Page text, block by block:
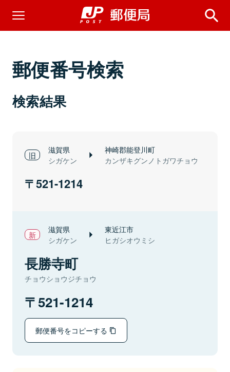
郵便番号検索
検索結果
滋賀県
シガケン
神崎郡能登川町
カンザキグンノトガワチョウ
521-1214
滋賀県
シガケン
東近江市
ヒガシオウミシ
長勝寺町
チョウショウジチョウ
521-1214
郵便番号をコピーする